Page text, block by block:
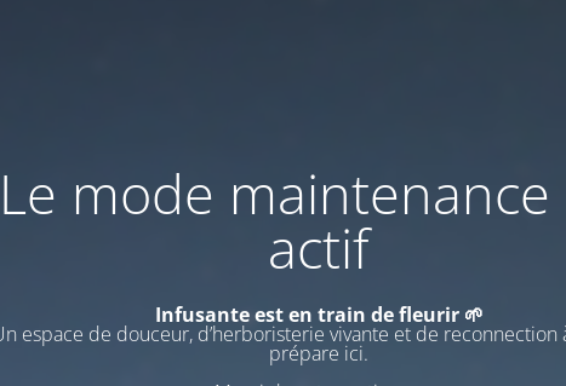
Le mode maintenance
actif
Infusante est en train de fleurir 🌱
espace de douceur, d’herboristerie vivante et de reconnection
prépare ici.